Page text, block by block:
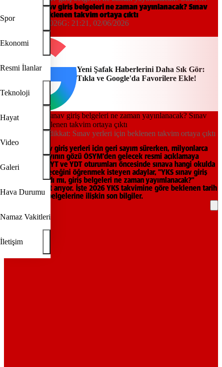
Spor
Ekonomi
Resmi İlanlar
Teknoloji
Hayat
Video
Galeri
Hava Durumu
Namaz Vakitleri
İletişim
yerleri için beklenen takvim ortaya çıktı
YKS 2026 sınav giriş belgeleri ne zaman yayınlanacak? Sınav
yerleri için beklenen takvim ortaya çıktı
21:21, 02/06/2026G: 21:21, 02/06/2026
Yeni Şafak Haberlerini Daha Sık Gör:
Tıkla ve Google'da Favorilere Ekle!
YKS adayları dikkat: Sınav yerleri için beklenen takvim ortaya çıktı
YKS 2026 sınav giriş yerleri için geri sayım sürerken, milyonlarca
üniversite adayının gözü ÖSYM'den gelecek resmi açıklamaya
çevrildi. TYT, AYT ve YDT oturumları öncesinde sınava hangi okulda
ve salonda gireceğini öğrenmek isteyen adaylar, "YKS sınav giriş
yerleri açıklandı mı, giriş belgeleri ne zaman yayımlanacak?"
sorularına yanıt arıyor. İşte 2026 YKS takvimine göre beklenen tarih
ve sınav giriş belgelerine ilişkin son bilgiler.